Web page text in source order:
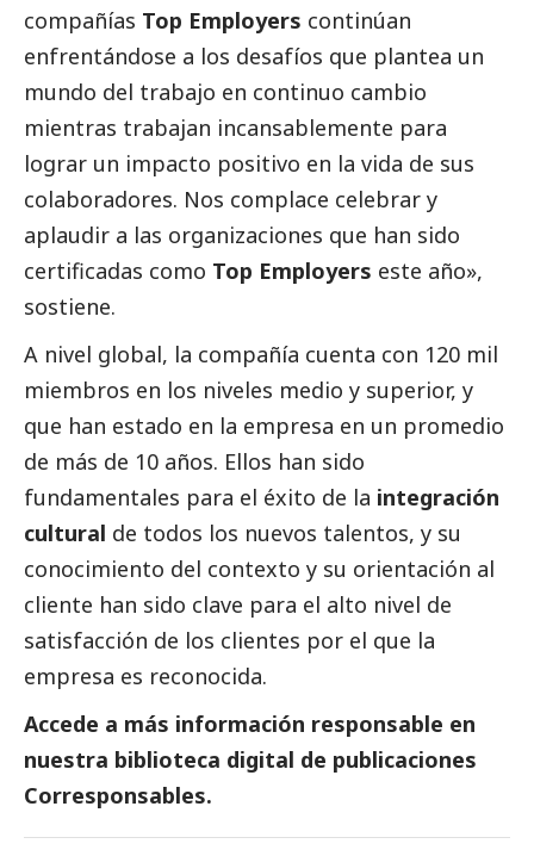
compañías Top Employers continúan
enfrentándose a los desafíos que plantea un
mundo del trabajo en continuo cambio
mientras trabajan incansablemente para
lograr un impacto positivo en la vida de sus
colaboradores. Nos complace celebrar y
aplaudir a las organizaciones que han sido
certificadas como Top Employers este año»,
sostiene.
A nivel global, la compañía cuenta con 120 mil
miembros en los niveles medio y superior, y
que han estado en la empresa en un promedio
de más de 10 años. Ellos han sido
fundamentales para el éxito de la integración
cultural de todos los nuevos talentos, y su
conocimiento del contexto y su orientación al
cliente han sido clave para el alto nivel de
satisfacción de los clientes por el que la
empresa es reconocida.
Accede a más información responsable en
nuestra biblioteca digital de publicaciones
Corresponsables.